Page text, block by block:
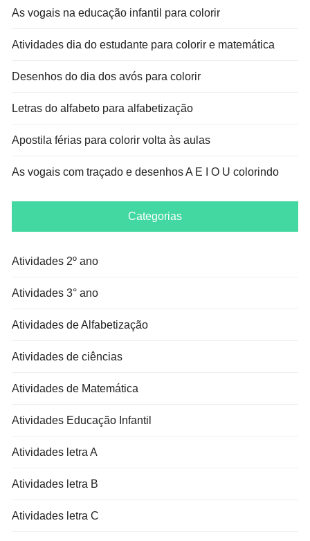
As vogais na educação infantil para colorir
Atividades dia do estudante para colorir e matemática
Desenhos do dia dos avós para colorir
Letras do alfabeto para alfabetização
Apostila férias para colorir volta às aulas
As vogais com traçado e desenhos A E I O U colorindo
Categorias
Atividades 2º ano
Atividades 3° ano
Atividades de Alfabetização
Atividades de ciências
Atividades de Matemática
Atividades Educação Infantil
Atividades letra A
Atividades letra B
Atividades letra C